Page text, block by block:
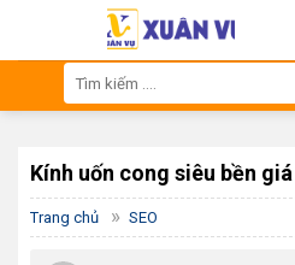
Kính uốn cong siêu bền
Trang chủ » SEO